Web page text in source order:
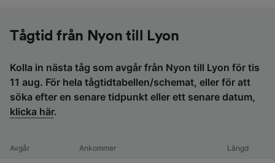
Tågtid från Nyon till Lyon
Kolla in nästa tåg som avgår från Nyon till Lyon för tis
11 aug. För hela tågtidtabellen/schemat, eller för att
söka efter en senare tidpunkt eller ett senare datum,
klicka här.
Avgår Ankommer Längd